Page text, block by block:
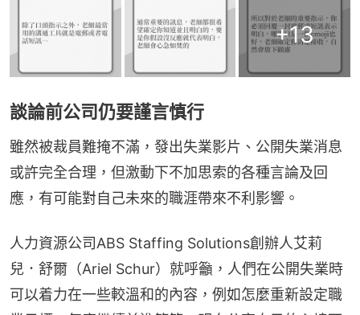
+13
談論前公司仍要謹言慎行
雖然被裁員難掩不滿，發出失業影片、公開失業消息
或許完全合理，但激動下不加思索的各種言論及回
應，有可能對自己未來的職涯帶來不利影響。
人力資源公司ABS Staffing Solutions創辦人艾莉
兒．舒爾（Ariel Schur）就呼籲，人們在公開失業時
可以着力在一些較溫和的內容，例如怎麼重新設定職